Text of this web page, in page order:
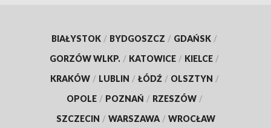
BIAŁYSTOK / BYDGOSZCZ / GDAŃSK /
GORZÓW WLKP. / KATOWICE / KIELCE /
KRAKÓW / LUBLIN / ŁÓDŹ / OLSZTYN /
OPOLE / POZNAŃ / RZESZÓW /
SZCZECIN / WARSZAWA / WROCŁAW